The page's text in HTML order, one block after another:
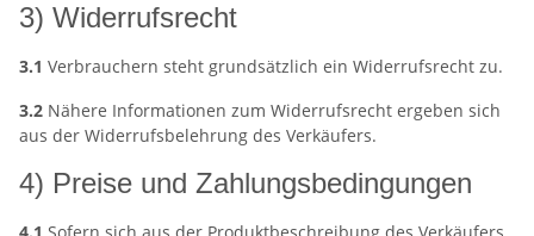
3) Widerrufsrecht
3.1 Verbrauchern steht grundsätzlich ein Widerrufsrecht zu.
3.2 Nähere Informationen zum Widerrufsrecht ergeben sich
aus der Widerrufsbelehrung des Verkäufers.
4) Preise und Zahlungsbedingungen